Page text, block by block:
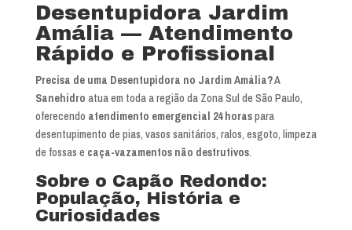
Desentupidora Jardim
Amália — Atendimento
Rápido e Profissional
Precisa de uma Desentupidora no Jardim Amália?A
Sanehidro atua em toda a região da Zona Sul de São Paulo,
oferecendo atendimento emergencial 24 horaspara
desentupimento de pias, vasos sanitários, ralos, esgoto, limpeza
de fossas e caça-vazamentos não destrutivos.
Sobre o Capão Redondo:
População, História e
Curiosidades